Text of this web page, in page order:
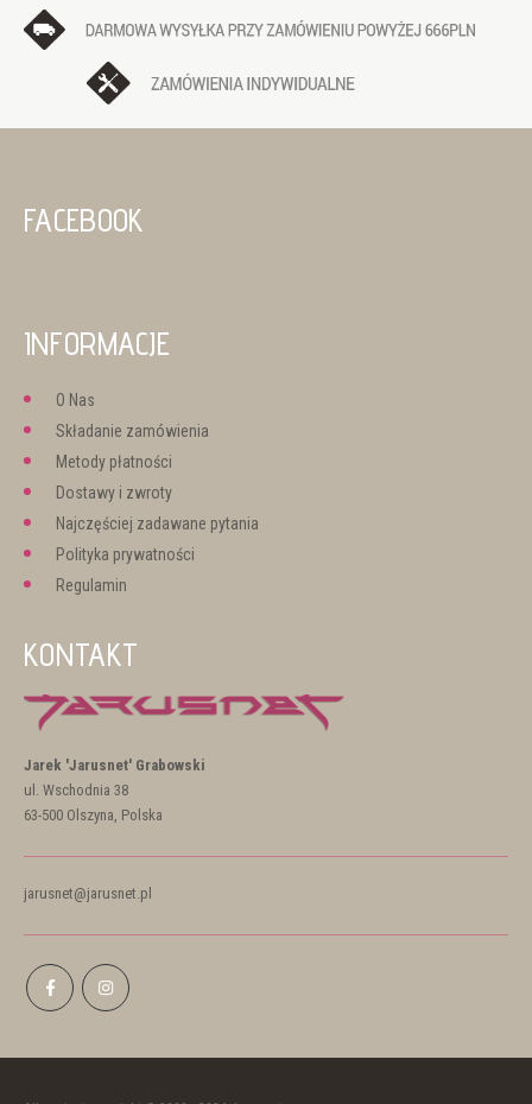
FACEBOOK
INFORMACJE
O Nas
Składanie zamówienia
Metody płatności
Dostawy i zwroty
Najczęściej zadawane pytania
Polityka prywatności
Regulamin
KONTAKT
Jarek 'Jarusnet' Grabowski
ul. Wschodnia 38
63-500 Olszyna, Polska
jarusnet@jarusnet.pl